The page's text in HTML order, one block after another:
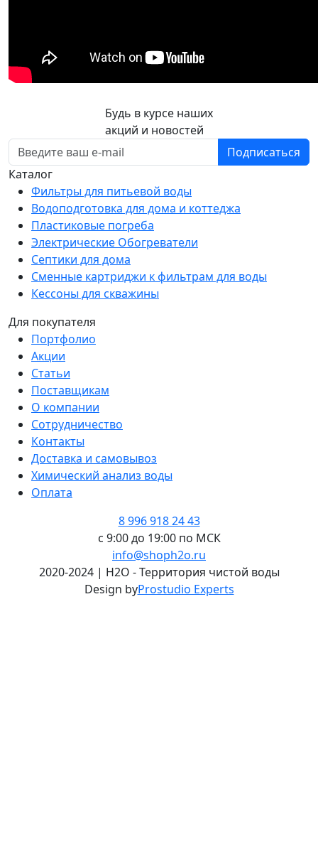
Будь в курсе наших
акций и новостей
Подписаться
Каталог
Фильтры для питьевой воды
Водоподготовка для дома и коттеджа
Пластиковые погреба
Электрические Обогреватели
Септики для дома
Сменные картриджи к фильтрам для воды
Кессоны для скважины
Для покупателя
Портфолио
Акции
Статьи
Поставщикам
О компании
Сотрудничество
Контакты
Доставка и самовывоз
Химический анализ воды
Оплата
8 996 918 24 43
с 9:00 до 19:00 по МСК
info@shoph2o.ru
2020-2024 | H2O - Территория чистой воды
Design byProstudio Experts